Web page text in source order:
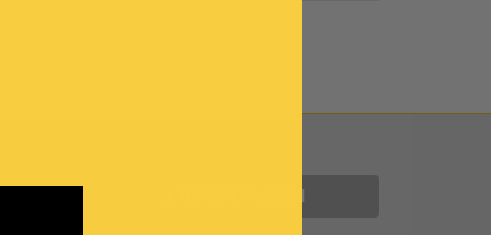
INFORMAZIONI